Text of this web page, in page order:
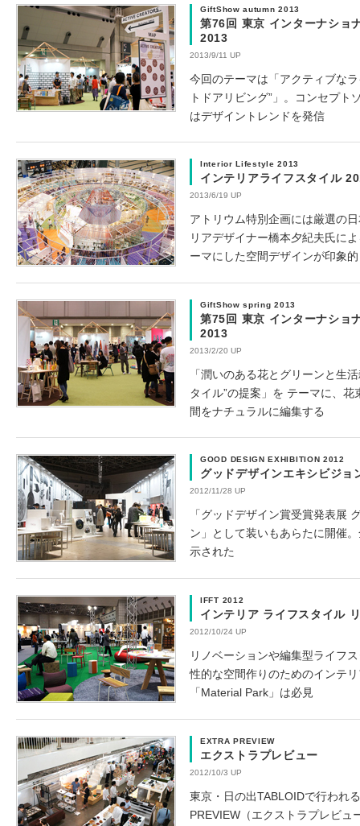
GiftShow autumn 2013
第76回 東京 インターナショ
2013
2013/9/11 UP
今回のテーマは「アクティブな
トドアリビング”」。コンセプト
はデザイントレンドを発信
Interior Lifestyle 2013
インテリアライフスタイル
2013/6/19 UP
アトリウム特別企画には厳選の
リアデザイナー橋本夕紀夫氏に
ーマにした空間デザインが印象的
GiftShow spring 2013
第75回 東京 インターナショ
2013
2013/2/20 UP
「潤いのある花とグリーンと生
タイル”の提案」を テーマに、
間をナチュラルに編集する
GOOD DESIGN EXHIBITION 2012
グッドデザインエキシビジョ
2012/11/28 UP
「グッドデザイン賞受賞発表展
ン」として装いもあらたに開催
示された
IFFT 2012
インテリア ライフスタイル
2012/10/24 UP
リノベーションや編集型ライフ
性的な空間作りのためのインテ
「Material Park」は必見
EXTRA PREVIEW
エクストラプレビュー
2012/10/3 UP
東京・日の出TABLOIDで行われ
PREVIEW（エクストラプレビュ